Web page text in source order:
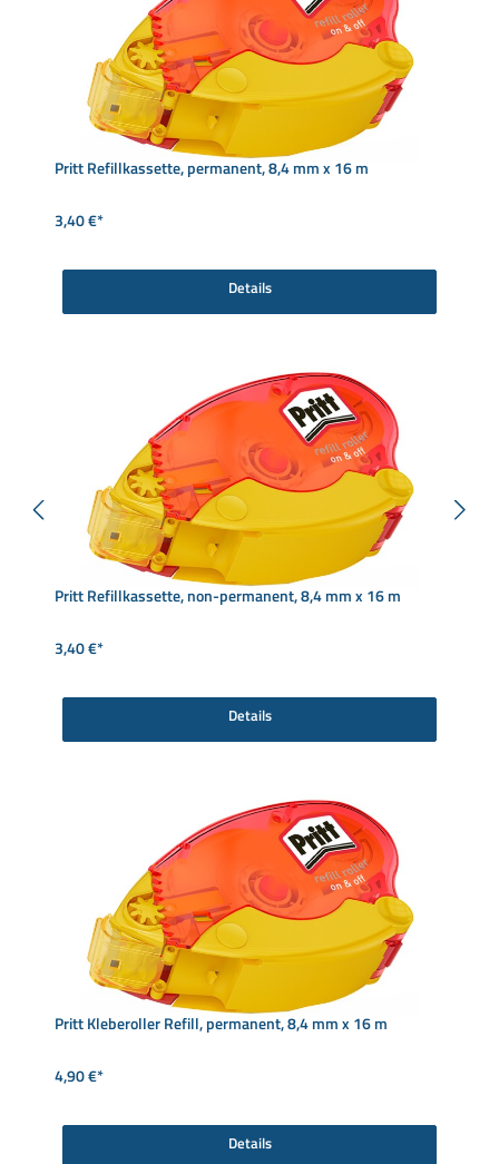
Pritt Refillkassette, permanent, 8,4 mm x 16 m
3,40 €*
Details
Pritt Refillkassette, non-permanent, 8,4 mm x 16 m
3,40 €*
Details
Pritt Kleberoller Refill, permanent, 8,4 mm x 16 m
4,90 €*
Details